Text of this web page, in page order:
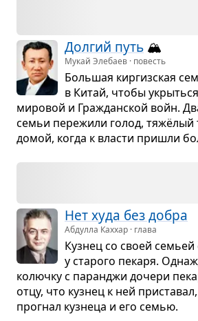
Дол­гий путь 🏔️
Мукай Элебаев · повесть
Боль­шая кир­гиз­ская
в Китай, чтобы
миро­вой и Гра­ждан­ской войн.
семьи пере­жили голод, тяжёлый
домой, когда к вла­сти при­шли
Нет худа без добра
Абдулла Каххар · глава
Куз­нец со своей
у ста­рого пекаря.
колючку с паран­джи дочери
отцу, что куз­нец к ней
про­гнал куз­неца и его семью.